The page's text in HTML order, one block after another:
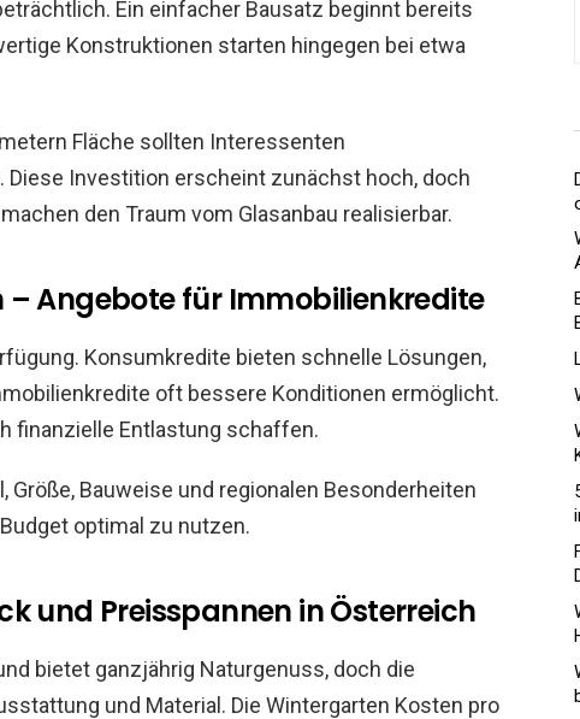
Ein einfacher Bausatz beginnt bereits
Konstruktionen starten hingegen bei etwa
Fläche sollten Interessenten
Investition erscheint zunächst hoch, doch
den Traum vom Glasanbau realisierbar.
Angebote für Immobilienkredite
Konsumkredite bieten schnelle Lösungen,
oft bessere Konditionen ermöglicht.
finanzielle Entlastung schaffen.
Größe, Bauweise und regionalen Besonderheiten
optimal zu nutzen.
und Preisspannen in Österreich
bietet ganzjährig Naturgenuss, doch die
und Material. Die Wintergarten Kosten pro